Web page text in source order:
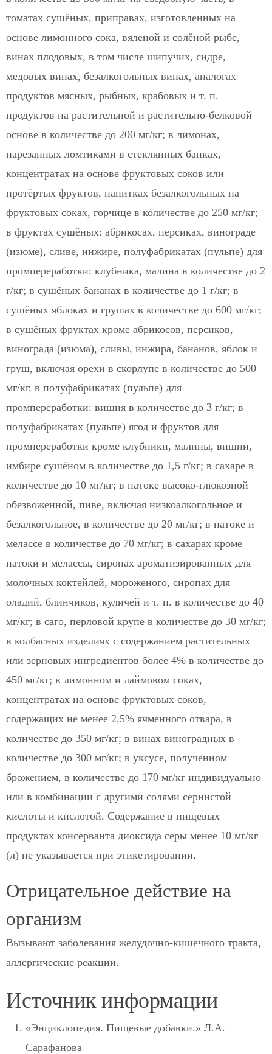
томатах сушёных, приправах, изготовленных на
основе лимонного сока, вяленой и солёной рыбе,
винах плодовых, в том числе шипучих, сидре,
медовых винах, безалкогольных винах, аналогах
продуктов мясных, рыбных, крабовых и т. п.
продуктов на растительной и растительно-белковой
основе в количестве до 200 мг/кг; в лимонах,
нарезанных ломтиками в стеклянных банках,
концентратах на основе фруктовых соков или
протёртых фруктов, напитках безалкогольных на
фруктовых соках, горчице в количестве до 250 мг/кг;
в фруктах сушёных: абрикосах, персиках, винограде
(изюме), сливе, инжире, полуфабрикатах (пульпе) для
промпереработки: клубника, малина в количестве до 2
г/кг; в сушёных бананах в количестве до 1 г/кг; в
сушёных яблоках и грушах в количестве до 600 мг/кг;
в сушёных фруктах кроме абрикосов, персиков,
винограда (изюма), сливы, инжира, бананов, яблок и
груш, включая орехи в скорлупе в количестве до 500
мг/кг, в полуфабрикатах (пульпе) для
промпереработки: вишня в количестве до 3 г/кг; в
полуфабрикатах (пульпе) ягод и фруктов для
промпереработки кроме клубники, малины, вишни,
имбире сушёном в количестве до 1,5 г/кг; в сахаре в
количестве до 10 мг/кг; в патоке высоко-глюкозной
обезвоженной, пиве, включая низкоалкогольное и
безалкогольное, в количестве до 20 мг/кг; в патоке и
мелассе в количестве до 70 мг/кг; в сахарах кроме
патоки и мелассы, сиропах ароматизированных для
молочных коктейлей, мороженого, сиропах для
оладий, блинчиков, куличей и т. п. в количестве до 40
мг/кг; в саго, перловой крупе в количестве до 30 мг/кг;
в колбасных изделиях с содержанием растительных
или зерновых ингредиентов более 4% в количестве до
450 мг/кг; в лимонном и лаймовом соках,
концентратах на основе фруктовых соков,
содержащих не менее 2,5% ячменного отвара, в
количестве до 350 мг/кг; в винах виноградных в
количестве до 300 мг/кг; в уксусе, полученном
брожением, в количестве до 170 мг/кг индивидуально
или в комбинации с другими солями сернистой
кислоты и кислотой. Содержание в пищевых
продуктах консерванта диоксида серы менее 10 мг/кг
(л) не указывается при этикетировании.
Отрицательное действие на
организм
Вызывают заболевания желудочно-кишечного тракта,
аллергические реакции.
Источник информации
«Энциклопедия. Пищевые добавки.» Л.А.
Сарафанова